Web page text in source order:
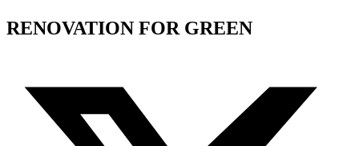
RENOVATION FOR GREEN